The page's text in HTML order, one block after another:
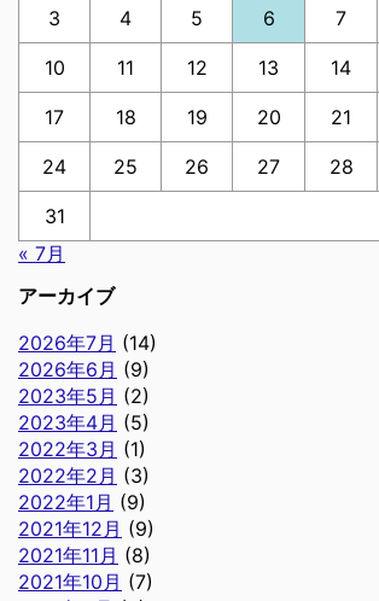
3 4 5 6 7
10 11 12 13 14
17 18 19 20 21
24 25 26 27 28
31
« 7月
アーカイブ
2026年7月 (14)
2026年6月 (9)
2023年5月 (2)
2023年4月 (5)
2022年3月 (1)
2022年2月 (3)
2022年1月 (9)
2021年12月 (9)
2021年11月 (8)
2021年10月 (7)